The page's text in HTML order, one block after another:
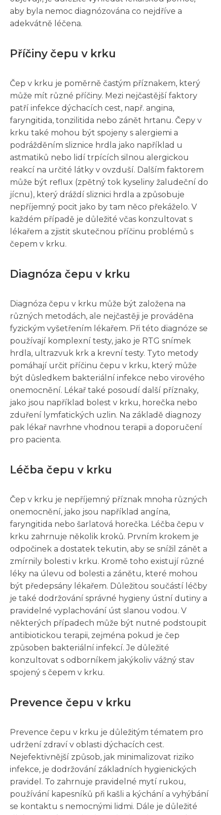
aby byla nemoc diagnózována co nejdříve a
adekvátně léčena.
Příčiny čepu v krku
Čep v krku je poměrně častým příznakem, který
může mít různé příčiny. Mezi nejčastější faktory
patří infekce dýchacích cest, např. angina,
faryngitida, tonzilitida nebo zánět hrtanu. Čepy v
krku také mohou být spojeny s alergiemi a
podrážděním sliznice hrdla jako například u
astmatiků nebo lidí trpících silnou alergickou
reakcí na určité látky v ovzduší. Dalším faktorem
může být reflux (zpětný tok kyseliny žaludeční do
jícnu), který dráždí sliznici hrdla a způsobuje
nepříjemný pocit jako by tam něco překáželo. V
každém případě je důležité včas konzultovat s
lékařem a zjistit skutečnou příčinu problémů s
čepem v krku.
Diagnóza čepu v krku
Diagnóza čepu v krku může být založena na
různých metodách, ale nejčastěji je prováděna
fyzickým vyšetřením lékařem. Při této diagnóze se
používají komplexní testy, jako je RTG snímek
hrdla, ultrazvuk krk a krevní testy. Tyto metody
pomáhají určit příčinu čepu v krku, který může
být důsledkem bakteriální infekce nebo virového
onemocnění. Lékař také posoudí další příznaky,
jako jsou například bolest v krku, horečka nebo
zduření lymfatických uzlin. Na základě diagnozy
pak lékař navrhne vhodnou terapii a doporučení
pro pacienta.
Léčba čepu v krku
Čep v krku je nepříjemný příznak mnoha různých
onemocnění, jako jsou například angína,
faryngitida nebo šarlatová horečka. Léčba čepu v
krku zahrnuje několik kroků. Prvním krokem je
odpočinek a dostatek tekutin, aby se snížil zánět a
zmírnily bolesti v krku. Kromě toho existují různé
léky na úlevu od bolesti a zánětu, které mohou
být předepsány lékařem. Důležitou součástí léčby
je také dodržování správné hygieny ústní dutiny a
pravidelné vyplachování úst slanou vodou. V
některých případech může být nutné podstoupit
antibiotickou terapii, zejména pokud je čep
způsoben bakteriální infekcí. Je důležité
konzultovat s odborníkem jakýkoliv vážný stav
spojený s čepem v krku.
Prevence čepu v krku
Prevence čepu v krku je důležitým tématem pro
udržení zdraví v oblasti dýchacích cest.
Nejefektivnější způsob, jak minimalizovat riziko
infekce, je dodržování základních hygienických
pravidel. To zahrnuje pravidelné mytí rukou,
používání kapesníků při kašli a kýchání a vyhýbání
se kontaktu s nemocnými lidmi. Dále je důležité